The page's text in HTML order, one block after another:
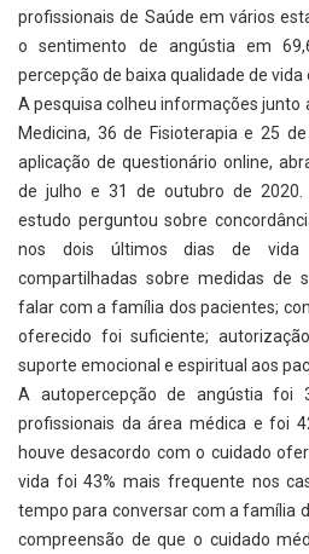
profissionais de Saúde em vários
o sentimento de angústia em
percepção de baixa qualidade de vida
A pesquisa colheu informações junto
Medicina, 36 de Fisioterapia e 25
aplicação de questionário online,
de julho e 31 de outubro de 2020.
estudo perguntou sobre
nos dois últimos dias de vida
compartilhadas sobre medidas de
falar com a família dos pacientes;
oferecido foi suficiente;
suporte emocional e espiritual aos
A autopercepção de angústia foi
profissionais da área médica e foi
houve desacordo com o cuidado
vida foi 43% mais frequente nos
tempo para conversar com a família
compreensão de que o cuidado